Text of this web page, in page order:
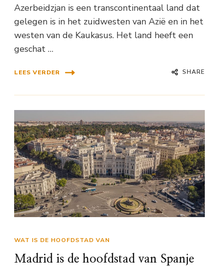
Azerbeidzjan is een transcontinentaal land dat
gelegen is in het zuidwesten van Azië en in het
westen van de Kaukasus. Het land heeft een
geschat …
LEES VERDER SHARE
WAT IS DE HOOFDSTAD VAN
Madrid is de hoofdstad van Spanje